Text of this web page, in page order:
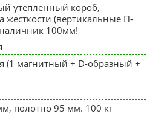
утепленный короб,
(вертикальные П-
100мм!
(1 магнитный + D-образный +
полотно 95 мм. 100 кг